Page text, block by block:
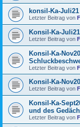
konsil-Ka-
Letzter Beitrag von
Konsil-Ka-
Letzter Beitrag von
Konsil-Ka-
Letzter Beitrag von
Konsil-Ka-
Letzter Beitrag von
Konsil-Ka-
und des
Letzter Beitrag von